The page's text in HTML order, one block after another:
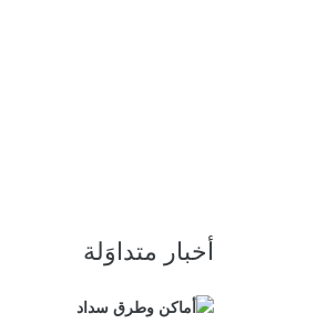
أخبار متداوَلة